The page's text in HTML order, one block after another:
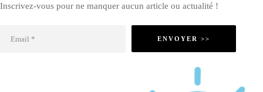
Inscrivez-vous pour ne manquer aucun article ou actualité !